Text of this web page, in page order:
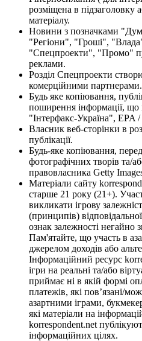
розміщена в підзаголовку
матеріалу.
Новини з позначками
"Регіони", "Гроші",
"Спецпроекти", "Промо"
реклами.
Розділ Спецпроекти
комерційними партнерами.
Будь яке копіювання,
поширення інформації, що
"Інтерфакс-Україна", EPA
Власник веб-сторінки в
публікації.
Будь-яке копіювання,
фотографічних творів та/
правовласника Getty
Матеріали сайту
старше 21 року (21+).
викликати ігрову
(принципів)
ознак залежності негайно
Пам'ятайте, що участь в
джерелом доходів або
Інформаційний ресурс
ігри на реальні та/або
приймає ні в якій формі
платежів, які пов’язані/
азартними іграми,
які матеріали на
korrespondent.net
інформаційних цілях.